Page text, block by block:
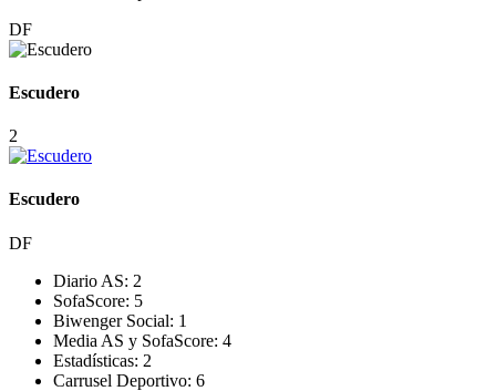
DF
Escudero
2
Escudero
DF
Diario AS: 2
SofaScore: 5
Biwenger Social: 1
Media AS y SofaScore: 4
Estadísticas: 2
Carrusel Deportivo: 6